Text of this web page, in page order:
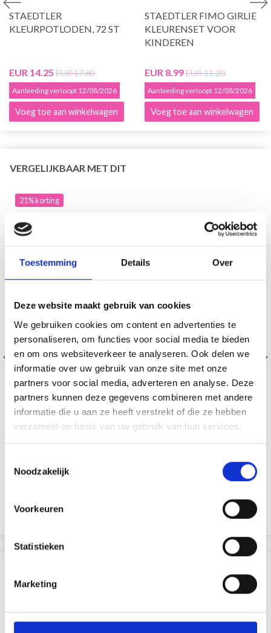
Toestemming Details Over
Deze website maakt gebruik van cookies
We gebruiken cookies om content en advertenties te
personaliseren, om functies voor social media te bieden
en om ons websiteverkeer te analyseren. Ook delen we
informatie over uw gebruik van onze site met onze
partners voor social media, adverteren en analyse. Deze
partners kunnen deze gegevens combineren met andere
informatie die u aan ze heeft verstrekt of die ze hebben
verzameld op basis van uw gebruik van hun services.
Noodzakelijk
Voorkeuren
Statistieken
Marketing
STAEDTLER
KLEURPOTLODEN, 72 ST
EUR 14.25 EUR 17.80
Aanbieding verloopt 12/08/2026
Voeg toe aan winkelwagen
STAEDTLER FIMO GIRLIE
KLEURENSET VOOR
KINDEREN
EUR 8.99EUR 11.20
Aanbieding verloopt 12/08/2026
Voeg toe aan winkelwagen
VERGELIJKBAAR MET DIT
21% korting
STAEDTLER DUBBELE METALEN POTLOODPUNTEN
EUR 1.30EUR 1.65
Bekijk alle opties